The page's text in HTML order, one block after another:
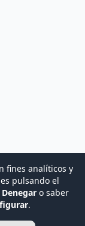
fines analíticos y
pulsando el
Denegar o saber
.